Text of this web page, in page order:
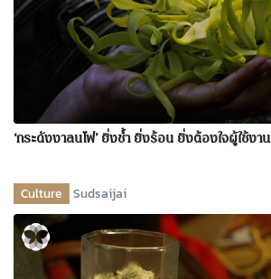
‘กระดังงาลนไฟ’ ยิ่งช้ำ ยิ่งร้อน ยิ่งต้องใจผู้ใช้งาน
Culture Sudsaijai